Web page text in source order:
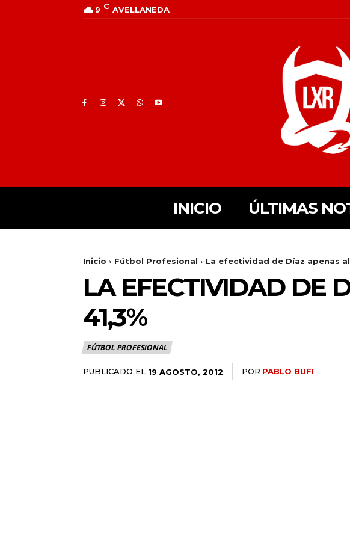
9 C AVELLANEDA
INICIO ÚLTIMAS
Inicio Fútbol Profesional La efectividad de Díaz apenas
LA EFECTIVIDAD DE
41,3%
FÚTBOL PROFESIONAL
PUBLICADO EL 19 AGOSTO, 2012 POR PABLO BUFI